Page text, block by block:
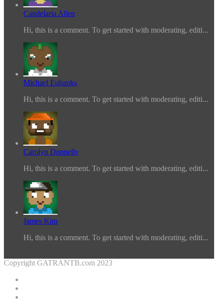
Candelaria Allen
Hi, this is a comment. To get started with moderating, editi...
Michael Eubanks
Hi, this is a comment. To get started with moderating, editi...
Carolyn Donnelly
Hi, this is a comment. To get started with moderating, editi...
James Kim
Hi, this is a comment. To get started with moderating, editi...
Copyright GATRANTB.com 2023